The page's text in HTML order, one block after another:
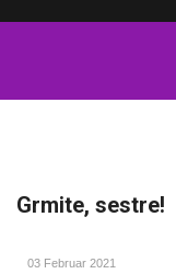
Grmite, sestre!
03 Februar 2021